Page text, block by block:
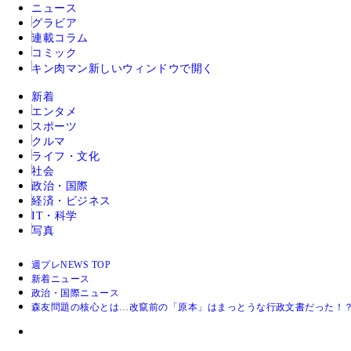
ニュース
グラビア
連載コラム
コミック
キン肉マン 新しいウィンドウで開く
新着
エンタメ
スポーツ
クルマ
ライフ・文化
社会
政治・国際
経済・ビジネス
IT・科学
写真
週プレNEWS TOP
新着ニュース
政治・国際ニュース
森友問題の核心とは…改竄前の「原本」はまっとうな行政文書だった！？